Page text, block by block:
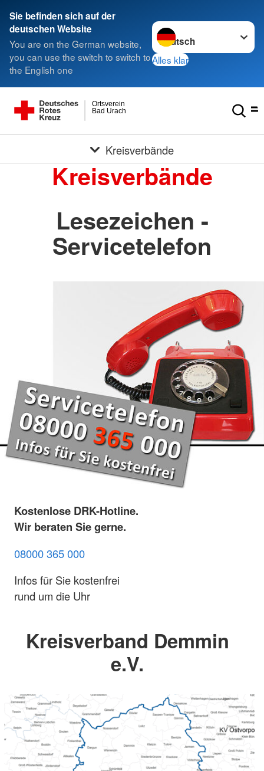
Sie befinden sich auf der
deutschen Website
You are on the German website,
you can use the switch to switch to
the English one
Sprache wechseln zu
Alles klar
Bad Urach
Ortsverein
Kreisverbände
Kreisverbände
Lesezeichen -
Servicetelefon
Kostenlose DRK-Hotline.
Wir beraten Sie gerne.
08000 365 000
Infos für Sie kostenfrei
rund um die Uhr
Kreisverband Demmin
e.V.